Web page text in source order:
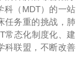
科（MDT）的一站
任务重的挑战，肺
常态化制度化、建
科联盟，不断改善